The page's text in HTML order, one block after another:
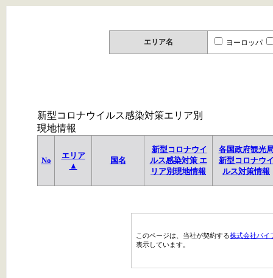
エリア名 ヨーロッパ
新型コロナウイルス感染対策エリア別
現地情報
No
エリア
▲
国名
新型コロナウイ
ルス感染対策 エ
リア別現地情報
各国政府観光
新型コロナウ
ルス対策情報
このページは、当社が契約する株式会社パイ
表示しています。